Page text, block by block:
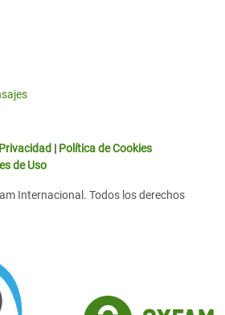
| Política de Cookies
de Uso
Internacional. Todos los derechos